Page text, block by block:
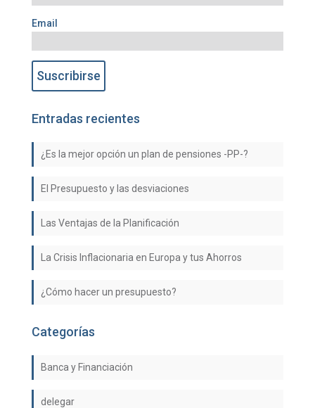
Email
Entradas recientes
¿Es la mejor opción un plan de pensiones -PP-?
El Presupuesto y las desviaciones
Las Ventajas de la Planificación
La Crisis Inflacionaria en Europa y tus Ahorros
¿Cómo hacer un presupuesto?
Categorías
Banca y Financiación
delegar